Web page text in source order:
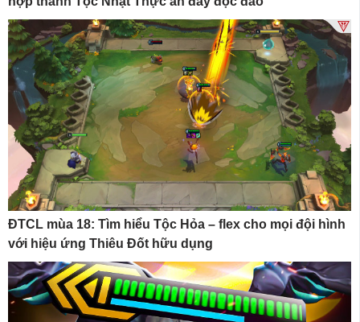
ĐTCL mùa 18: Tìm hiểu Tộc Hỏa – flex cho mọi đội hình
với hiệu ứng Thiêu Đốt hữu dụng